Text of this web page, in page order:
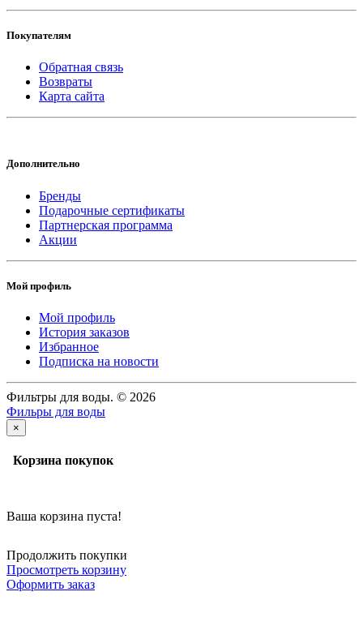
Покупателям
Обратная связь
Возвраты
Карта сайта
Дополнительно
Бренды
Подарочные сертификаты
Партнерская программа
Акции
Мой профиль
Мой профиль
История заказов
Избранное
Подписка на новости
Фильтры для воды. © 2026
Фильры для воды
×
Корзина покупок
Ваша корзина пуста!
Продолжить покупки
Просмотреть корзину
Оформить заказ